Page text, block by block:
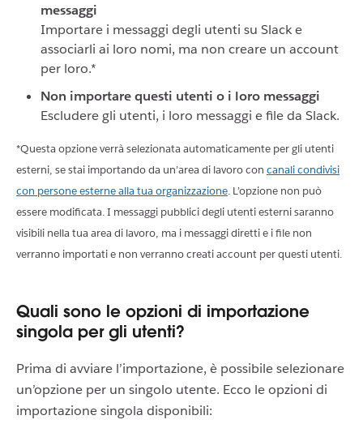
messaggi
Importare i messaggi degli utenti su Slack e
associarli ai loro nomi, ma non creare un account
per loro.*
Non importare questi utenti o i loro messaggi
Escludere gli utenti, i loro messaggi e file da Slack.
*Questa opzione verrà selezionata automaticamente per gli utenti
esterni, se stai importando da un’area di lavoro con canali condivisi
con persone esterne alla tua organizzazione. L’opzione non può
essere modificata. I messaggi pubblici degli utenti esterni saranno
visibili nella tua area di lavoro, ma i messaggi diretti e i file non
verranno importati e non verranno creati account per questi utenti.
Quali sono le opzioni di importazione
singola per gli utenti?
Prima di avviare l’importazione, è possibile selezionare
un’opzione per un singolo utente. Ecco le opzioni di
importazione singola disponibili: